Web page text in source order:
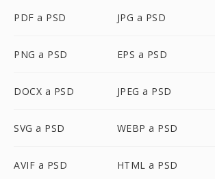
PDF a PSD JPG a PSD
PNG a PSD EPS a PSD
DOCX a PSD JPEG a PSD
SVG a PSD WEBP a PSD
AVIF a PSD HTML a PSD